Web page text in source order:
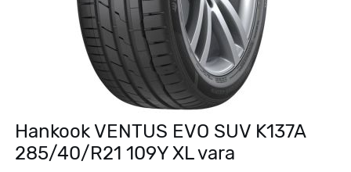
Hankook VENTUS EVO SUV K137A
285/40/R21 109Y XL vara